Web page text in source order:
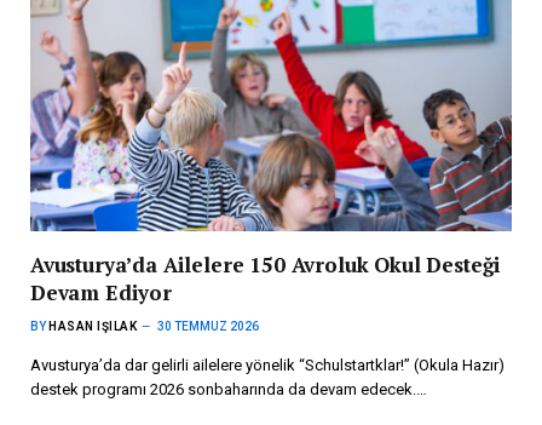
Avusturya’da Ailelere 150 Avroluk Okul Desteği
Devam Ediyor
BY HASAN IŞILAK 30 TEMMUZ 2026
Avusturya’da dar gelirli ailelere yönelik “Schulstartklar!” (Okula Hazır)
destek programı 2026 sonbaharında da devam edecek.…